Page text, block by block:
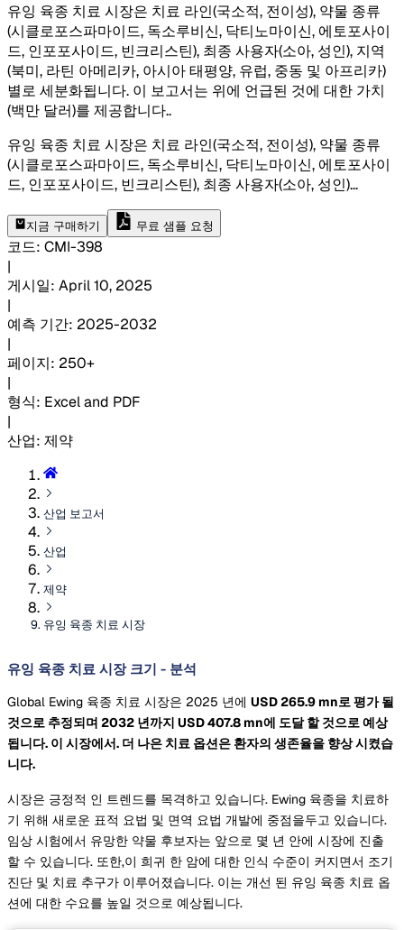
유잉 육종 치료 시장은 치료 라인(국소적, 전이성), 약물 종류
(시클로포스파마이드, 독소루비신, 닥티노마이신, 에토포사이
드, 인포포사이드, 빈크리스틴), 최종 사용자(소아, 성인), 지역
(북미, 라틴 아메리카, 아시아 태평양, 유럽, 중동 및 아프리카)
별로 세분화됩니다. 이 보고서는 위에 언급된 것에 대한 가치
(백만 달러)를 제공합니다..
유잉 육종 치료 시장은 치료 라인(국소적, 전이성), 약물 종류
(시클로포스파마이드, 독소루비신, 닥티노마이신, 에토포사이
드, 인포포사이드, 빈크리스틴), 최종 사용자(소아, 성인)...
지금 구매하기 무료 샘플 요청
코드: CMI-398
|
게시일: April 10, 2025
|
예측 기간: 2025-2032
|
페이지: 250+
|
형식: Excel and PDF
|
산업: 제약
산업 보고서
산업
제약
유잉 육종 치료 시장
유잉 육종 치료 시장 크기 - 분석
Global Ewing 육종 치료 시장은 2025 년에 USD 265.9 mn로 평가 될
것으로 추정되며 2032 년까지 USD 407.8 mn에 도달 할 것으로 예상
됩니다. 이 시장에서. 더 나은 치료 옵션은 환자의 생존율을 향상 시켰습
니다.
시장은 긍정적 인 트렌드를 목격하고 있습니다. Ewing 육종을 치료하
기 위해 새로운 표적 요법 및 면역 요법 개발에 중점을두고 있습니다.
임상 시험에서 유망한 약물 후보자는 앞으로 몇 년 안에 시장에 진출
할 수 있습니다. 또한,이 희귀 한 암에 대한 인식 수준이 커지면서 조기
진단 및 치료 추구가 이루어졌습니다. 이는 개선 된 유잉 육종 치료 옵
션에 대한 수요를 높일 것으로 예상됩니다.